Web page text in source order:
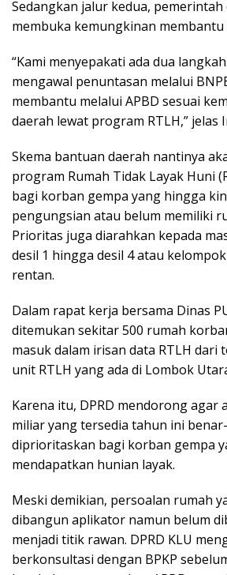
Sedangkan jalur kedua, pemerintah
membuka kemungkinan membantu
“Kami menyepakati ada dua
mengawal penuntasan melalui
membantu melalui APBD sesuai
daerah lewat program RTLH,” jelas
Skema bantuan daerah nantinya
program Rumah Tidak Layak Huni
bagi korban gempa yang hingga
pengungsian atau belum memiliki
Prioritas juga diarahkan kepada
desil 1 hingga desil 4 atau
rentan.
Dalam rapat kerja bersama Dinas
ditemukan sekitar 500 rumah
masuk dalam irisan data RTLH dari
unit RTLH yang ada di Lombok
Karena itu, DPRD mendorong agar
miliar yang tersedia tahun ini
diprioritaskan bagi korban gempa
mendapatkan hunian layak.
Meski demikian, persoalan rumah
dibangun aplikator namun belum
menjadi titik rawan. DPRD KLU
berkonsultasi dengan BPKP